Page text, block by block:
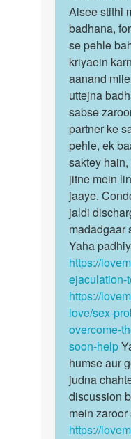
sex
krne
jata
hu…
by
Amit
menin…
Aisee stithi
badhana,
se pehle
kriyaein
aanand
uttejna
sabse
partner ke
pehle, ek
saktey
jitne mein
jaaye.
jaldi
madadgaar
Yaha
https://
ejaculation-
https://
love/sex-
overcome-
soon-help
humse aur
judna
discussion
mein
https://